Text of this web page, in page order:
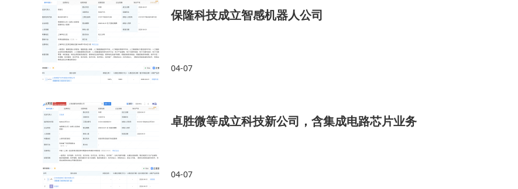
保隆科技成立智感机器人公司
04-07
卓胜微等成立科技新公司，含集成电路芯片业务
04-07